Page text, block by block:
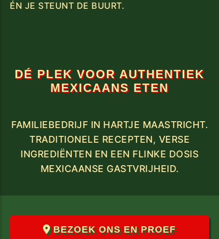
ÉN JE STEUNT DE BUURT.
DÉ PLEK VOOR AUTHENTIEK
MEXICAANS ETEN
FAMILIEBEDRIJF IN HARTJE MAASTRICHT.
TRADITIONELE RECEPTEN, VERSE
INGREDIËNTEN EN EEN FLINKE DOSIS
BEZOEK ONS EN PROEF